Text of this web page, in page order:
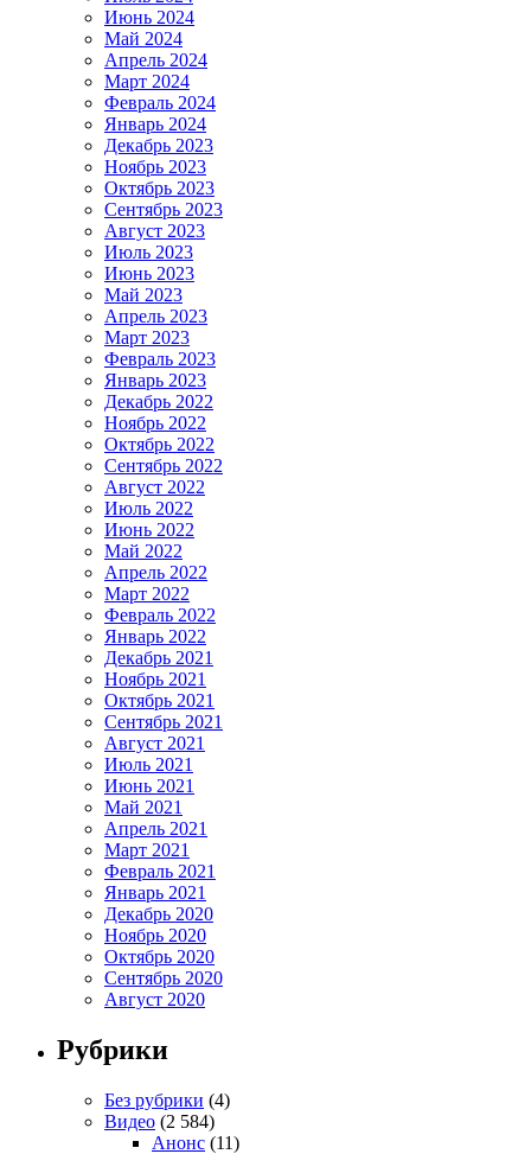
Июнь 2024
Май 2024
Апрель 2024
Март 2024
Февраль 2024
Январь 2024
Декабрь 2023
Ноябрь 2023
Октябрь 2023
Сентябрь 2023
Август 2023
Июль 2023
Июнь 2023
Май 2023
Апрель 2023
Март 2023
Февраль 2023
Январь 2023
Декабрь 2022
Ноябрь 2022
Октябрь 2022
Сентябрь 2022
Август 2022
Июль 2022
Июнь 2022
Май 2022
Апрель 2022
Март 2022
Февраль 2022
Январь 2022
Декабрь 2021
Ноябрь 2021
Октябрь 2021
Сентябрь 2021
Август 2021
Июль 2021
Июнь 2021
Май 2021
Апрель 2021
Март 2021
Февраль 2021
Январь 2021
Декабрь 2020
Ноябрь 2020
Октябрь 2020
Сентябрь 2020
Август 2020
Рубрики
Без рубрики (4)
Видео (2 584)
Анонс (11)